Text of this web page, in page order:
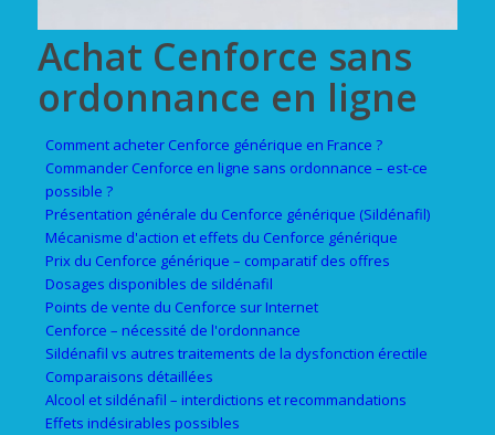
Achat Cenforce sans
ordonnance en ligne
Comment acheter Cenforce générique en France ?
Commander Cenforce en ligne sans ordonnance – est-ce
possible ?
Présentation générale du Cenforce générique (Sildénafil)
Mécanisme d'action et effets du Cenforce générique
Prix du Cenforce générique – comparatif des offres
Dosages disponibles de sildénafil
Points de vente du Cenforce sur Internet
Cenforce – nécessité de l'ordonnance
Sildénafil vs autres traitements de la dysfonction érectile
Comparaisons détaillées
Alcool et sildénafil – interdictions et recommandations
Effets indésirables possibles